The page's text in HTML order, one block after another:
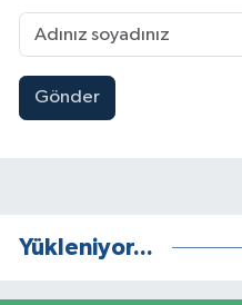
Gönder
Yükleniyor...